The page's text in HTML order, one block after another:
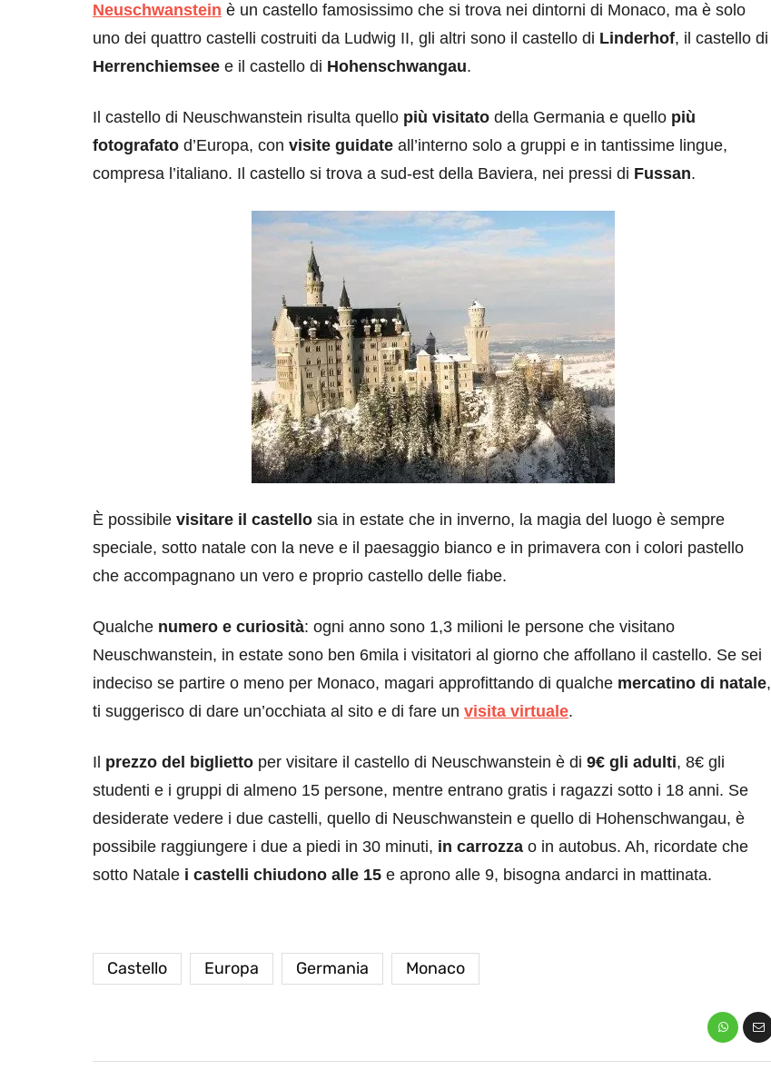
Neuschwanstein è un castello famosissimo che si trova nei dintorni di Monaco, ma è solo
uno dei quattro castelli costruiti da Ludwig II, gli altri sono il castello di Linderhof, il castello di
Herrenchiemsee e il castello di Hohenschwangau.
Il castello di Neuschwanstein risulta quello più visitato della Germania e quello più
fotografato d’Europa, con visite guidate all’interno solo a gruppi e in tantissime lingue,
compresa l’italiano. Il castello si trova a sud-est della Baviera, nei pressi di Fussan.
È possibile visitare il castello sia in estate che in inverno, la magia del luogo è sempre
speciale, sotto natale con la neve e il paesaggio bianco e in primavera con i colori pastello
che accompagnano un vero e proprio castello delle fiabe.
Qualche numero e curiosità: ogni anno sono 1,3 milioni le persone che visitano
Neuschwanstein, in estate sono ben 6mila i visitatori al giorno che affollano il castello. Se sei
indeciso se partire o meno per Monaco, magari approfittando di qualche mercatino di natale,
ti suggerisco di dare un’occhiata al sito e di fare un visita virtuale.
Il prezzo del biglietto per visitare il castello di Neuschwanstein è di 9€ gli adulti, 8€ gli
studenti e i gruppi di almeno 15 persone, mentre entrano gratis i ragazzi sotto i 18 anni. Se
desiderate vedere i due castelli, quello di Neuschwanstein e quello di Hohenschwangau, è
possibile raggiungere i due a piedi in 30 minuti, in carrozza o in autobus. Ah, ricordate che
sotto Natale i castelli chiudono alle 15 e aprono alle 9, bisogna andarci in mattinata.
Castello Europa Germania Monaco
destinazioni
Giugno 26, 2013
Rimini e dintorni
Marzo 31, 2026